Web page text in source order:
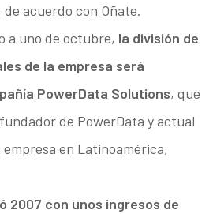
de acuerdo con Oñate.
a uno de octubre, la división de
de la empresa será
PowerData Solutions, que
de PowerData y actual
en Latinoamérica,
2007 con unos ingresos de